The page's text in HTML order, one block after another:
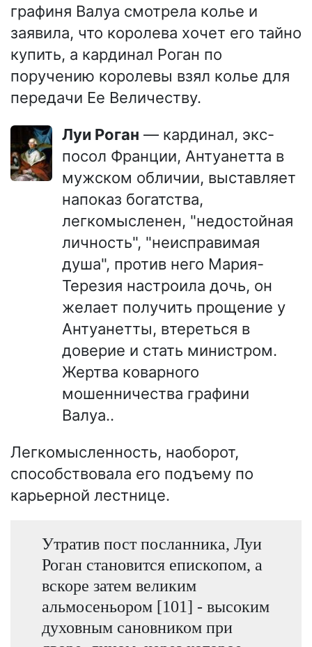
графиня Валуа смотрела колье и
заявила, что королева хочет его тайно
купить, а кардинал Роган по
поручению королевы взял колье для
передачи Ее Величеству.
Луи Роган — кардинал, экс-
посол Франции, Антуанетта в
мужском обличии, выставляет
напоказ богатства,
легкомысленен, "недостойная
личность", "неисправимая
душа", против него Мария-
Терезия настроила дочь, он
желает получить прощение у
Антуанетты, втереться в
доверие и стать министром.
Жертва коварного
мошенничества графини
Валуа..
Легкомысленность, наоборот,
способствовала его подъему по
карьерной лестнице.
Утратив пост посланника, Луи
Роган становится епископом, а
вскоре затем великим
альмосеньором [101] - высоким
духовным сановником при